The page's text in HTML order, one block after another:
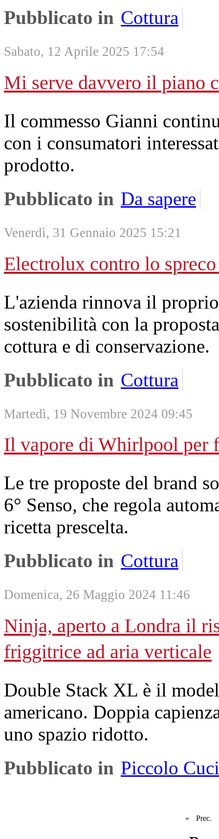
Pubblicato in Cottura
Sabato, 12 Aprile 2025 17:54
Mi serve davvero il piano
Il commesso Gianni
con i consumatori
prodotto.
Pubblicato in Da sapere
Venerdì, 31 Gennaio 2025 15:21
Electrolux contro lo
L'azienda rinnova il
sostenibilità con la
cottura e di conservazione.
Pubblicato in Cottura
Martedì, 19 Novembre 2024 09:45
Il vapore di Whirlpool per
Le tre proposte del brand
6° Senso, che regola
ricetta prescelta.
Pubblicato in Cottura
Domenica, 26 Maggio 2024 11:46
Ninja, aperto a Londra il
friggitrice ad aria verticale
Double Stack XL è il
americano. Doppia
uno spazio ridotto.
Pubblicato in Piccolo
« Prec.